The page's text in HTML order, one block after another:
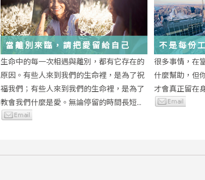
當離別來臨，請把愛留給自己
生命中的每一次相遇與離別，都有它存在的
原因。有些人來到我們的生命裡，是為了祝
福我們；有些人來到我們的生命裡，是為了
教會我們什麼是愛。無論停留的時間長短...
不是每份
段經歷都
很多事情，在
什麼幫助，但
才會真正留在